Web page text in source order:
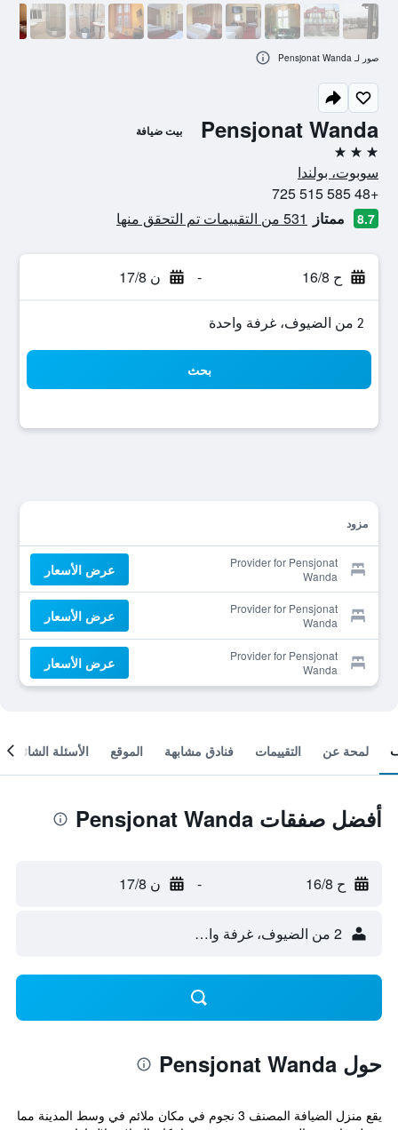
Pensjonat Wanda بيت ضيافة
3 نجوم
سوبوت، بولندا
+48 585 515 725
8.7 ممتاز 531 من التقييمات تم التحقق منها
ح 16/8 - ن 17/8
2 من الضيوف، غرفة واحدة
بحث
مزود
Provider for Pensjonat
Wanda
عرض الأسعار
Provider for Pensjonat
Wanda
عرض الأسعار
Provider for Pensjonat
Wanda
عرض الأسعار
صور لـ Pensjonat Wanda
لمحة عن التقييمات فنادق مشابهة الموقع الأسئلة الشائعة
أفضل صفقات Pensjonat Wanda
ح 16/8 - ن 17/8
2 من الضيوف، غرفة واحدة
حول Pensjonat Wanda
يقع منزل الضيافة المصنف 3 نجوم في مكان ملائم في وسط المدينة مما